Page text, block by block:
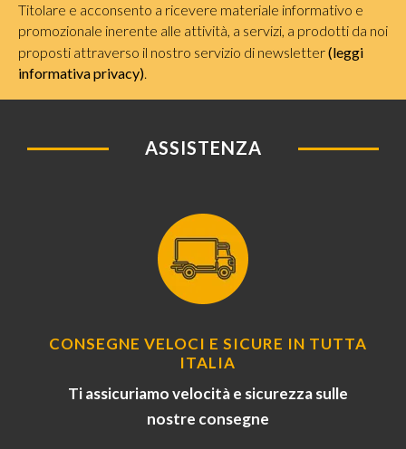
Titolare e acconsento a ricevere materiale informativo e
promozionale inerente alle attività, a servizi, a prodotti da noi
proposti attraverso il nostro servizio di newsletter(leggi
informativa privacy)
ASSISTENZA
CONSEGNE VELOCI E SICURE IN TUTTA
ITALIA
Ti assicuriamo velocità e sicurezza sulle
nostre consegne